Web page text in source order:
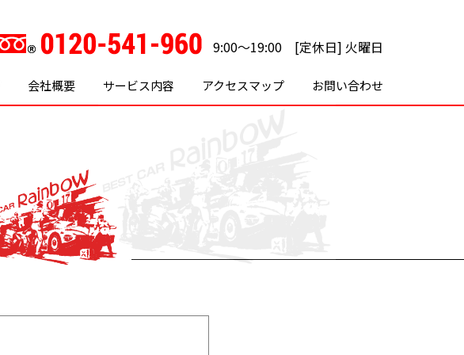
9:00～19:00 [定休日] 火曜日
会社概要 サービス内容 アクセスマップ お問い合わせ